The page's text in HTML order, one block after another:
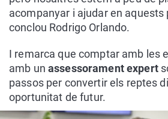
acompanyar i ajudar en aquests
conclou Rodrigo Orlando.
I remarca que comptar amb les
amb un assessorament expert
passos per convertir els reptes
oportunitat de futur.